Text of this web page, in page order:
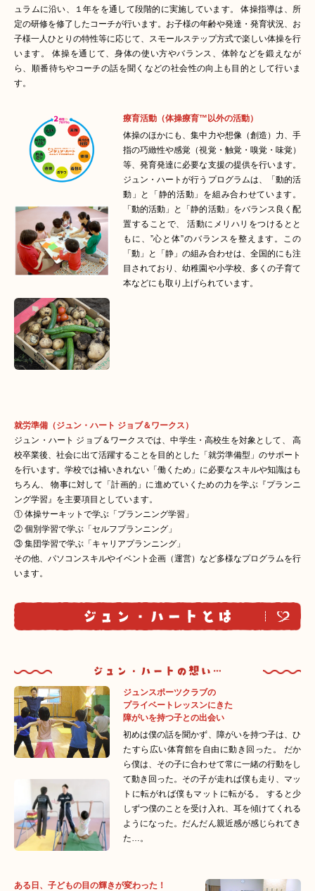
ュラムに沿い、１年をを通して段階的に実施しています。 体操指導は、所
定の研修を修了したコーチが行います。お子様の年齢や発達・発育状況、お
子様一人ひとりの特性等に応じて、スモールステップ方式で楽しい体操を行
います。 体操を通じて、身体の使い方やバランス、体幹などを鍛えなが
ら、順番待ちやコーチの話を聞くなどの社会性の向上も目的として行いま
す。
療育活動（体操療育™以外の活動）
体操のほかにも、集中力や想像（創造）力、手
指の巧緻性や感覚（視覚・触覚・嗅覚・味覚）
等、発育発達に必要な支援の提供を行います。
ジュン・ハートが行うプログラムは、「動的活
動」と「静的活動」を組み合わせています。
「動的活動」と「静的活動」をバランス良く配
置することで、 活動にメリハリをつけるとと
もに、”心と体”のバランスを整えます。この
「動」と「静」の組み合わせは、全国的にも注
目されており、幼稚園や小学校、多くの子育て
本などにも取り上げられています。
就労準備（ジュン・ハート ジョブ＆ワークス）
ジュン・ハート ジョブ＆ワークスでは、中学生・高校生を対象として、 高
校卒業後、社会に出て活躍することを目的とした「就労準備型」のサポート
を行います。学校では補いきれない「働くため」に必要なスキルや知識はも
ちろん、 物事に対して「計画的」に進めていくための力を学ぶ『プランニ
ング学習』を主要項目としています。
① 体操サーキットで学ぶ「プランニング学習」
② 個別学習で学ぶ「セルフプランニング」
③ 集団学習で学ぶ「キャリアプランニング」
その他、パソコンスキルやイベント企画（運営）など多様なプログラムを行
います。
ジュンスポーツクラブの
プライベートレッスンにきた
障がいを持つ子との出会い
初めは僕の話を聞かず、障がいを持つ子は、ひ
たすら広い体育館を自由に動き回った。 だか
ら僕は、その子に合わせて常に一緒の行動をし
て動き回った。その子が走れば僕も走り、マッ
トに転がれば僕もマットに転がる。 すると少
しずつ僕のことを受け入れ、耳を傾けてくれる
ようになった。だんだん親近感が感じられてき
た…。
ある日、子どもの目の輝きが変わった！